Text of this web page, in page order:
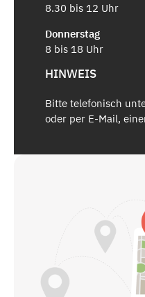
8.30 bis 12 Uhr
Donnerstag
8 bis 18 Uhr
HINWEIS
Bitte telefonisch
oder per E-Mail,